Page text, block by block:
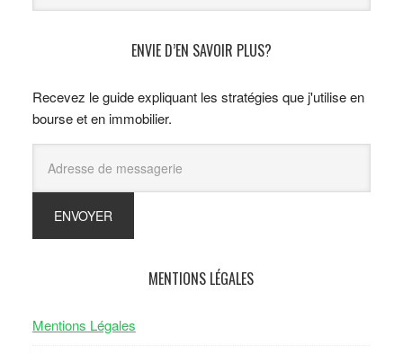
ENVIE D’EN SAVOIR PLUS?
Recevez le guide expliquant les stratégies que j'utilise en
bourse et en immobilier.
MENTIONS LÉGALES
Mentions Légales